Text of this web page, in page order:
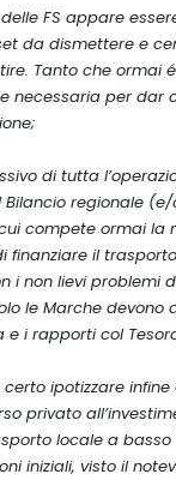
FS appare
da dismettere e
Tanto che ormai
necessaria per dar
di tutta
regionale
compete ormai la
finanziare il
i non lievi problemi
le Marche
i rapporti col
certo ipotizzare
privato
locale a
iniziali, visto il